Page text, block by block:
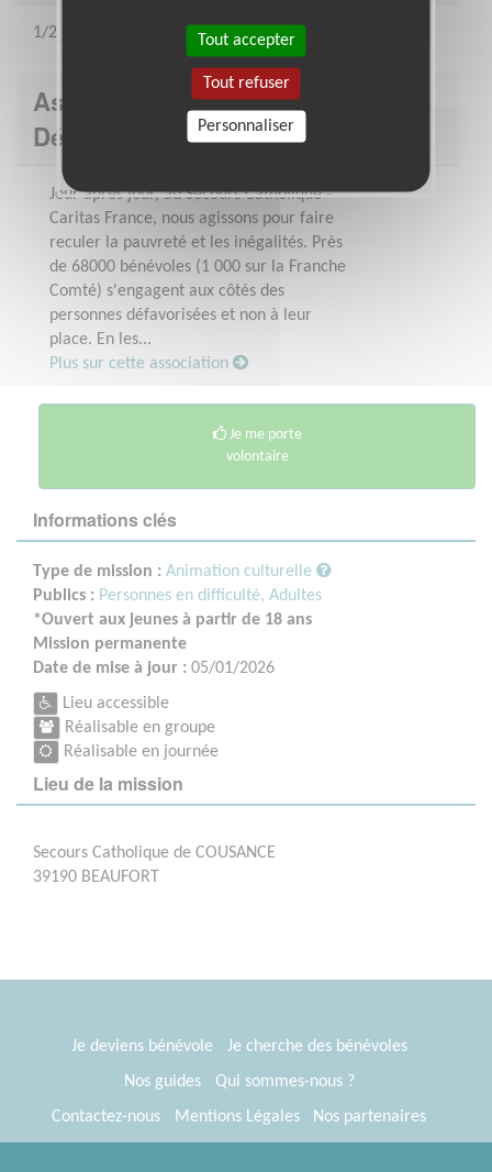
1/2 journée par semaine
Association : Secours catholique -
Délégation FRANCHE COMTE
Jour après jour, au Secours Catholique -
Caritas France, nous agissons pour faire
reculer la pauvreté et les inégalités. Près
de 68000 bénévoles (1 000 sur la Franche
Comté) s'engagent aux côtés des
personnes défavorisées et non à leur
place. En les...
Plus sur cette association
Je me porte
volontaire
Informations clés
Type de mission : Animation culturelle
Publics : Personnes en difficulté, Adultes
*Ouvert aux jeunes à partir de 18 ans
Mission permanente
Date de mise à jour : 05/01/2026
Lieu accessible
Réalisable en groupe
Réalisable en journée
Lieu de la mission
Secours Catholique de COUSANCE
39190 BEAUFORT
Je deviens bénévole
Je cherche des bénévoles
Nos guides
Qui sommes-nous ?
Contactez-nous
Mentions Légales
Nos partenaires
Tout accepter
Tout refuser
Personnaliser